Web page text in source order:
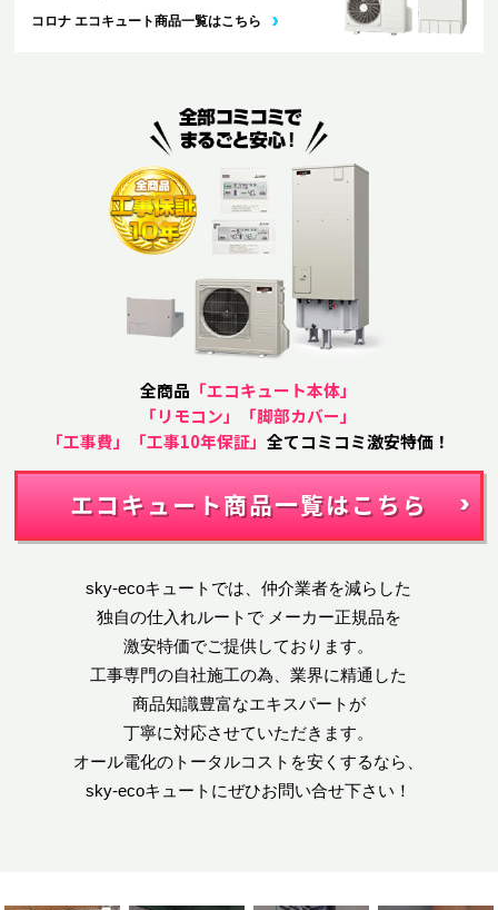
コロナ エコキュート商品一覧はこちら
全商品 「エコキュート本体」
「リモコン」「脚部カバー」
「工事費」「工事10年保証」全てコミコミ激安特価！
エコキュート商品一覧はこちら
sky-ecoキュートでは、仲介業者を減らした
独自の仕入れルートでメーカー正規品を
激安特価でご提供しております。
工事専門の自社施工の為、業界に精通した
商品知識豊富なエキスパートが
丁寧に対応させていただきます。
オール電化のトータルコストを安くするなら、
sky-ecoキュートにぜひお問い合せ下さい！